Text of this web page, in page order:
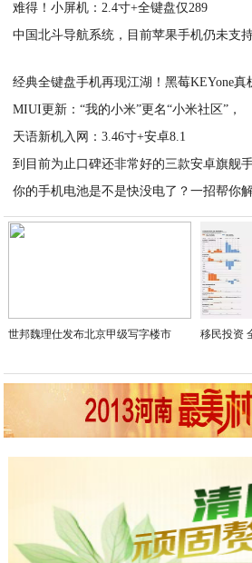
难得！小屏机：2.4寸+全键盘仅289
中国北斗导航系统，目前苹果手机仍未支
经典全键盘手机再现江湖！黑莓KEYone真
MIUI更新：“我的小米”更名“小米社区”，
天语新机入网：3.46寸+安卓8.1
到目前为止口碑还非常好的三款安卓旗舰
你的手机电池是不是快没电了？一招帮你
世邦魏理仕发布北京甲级写字楼市 移民投资